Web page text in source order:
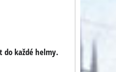
do každé helmy.